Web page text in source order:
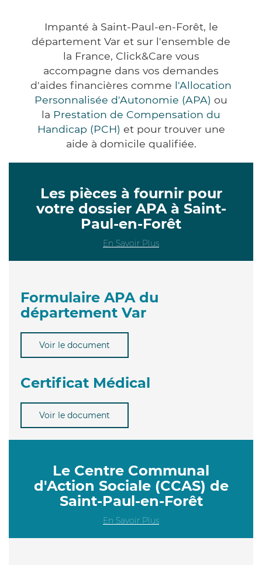
Impanté à Saint-Paul-en-Forêt, le
département Var et sur l'ensemble de
la France, Click&Care vous
accompagne dans vos demandes
d'aides financières comme l'Allocation
Personnalisée d'Autonomie (APA) ou
la Prestation de Compensation du
Handicap (PCH) et pour trouver une
aide à domicile qualifiée.
Les pièces à fournir pour
votre dossier APA à Saint-
Paul-en-Forêt
En Savoir Plus
Formulaire APA du
département Var
Voir le document
Certificat Médical
Voir le document
Le Centre Communal
d'Action Sociale (CCAS) de
Saint-Paul-en-Forêt
En Savoir Plus